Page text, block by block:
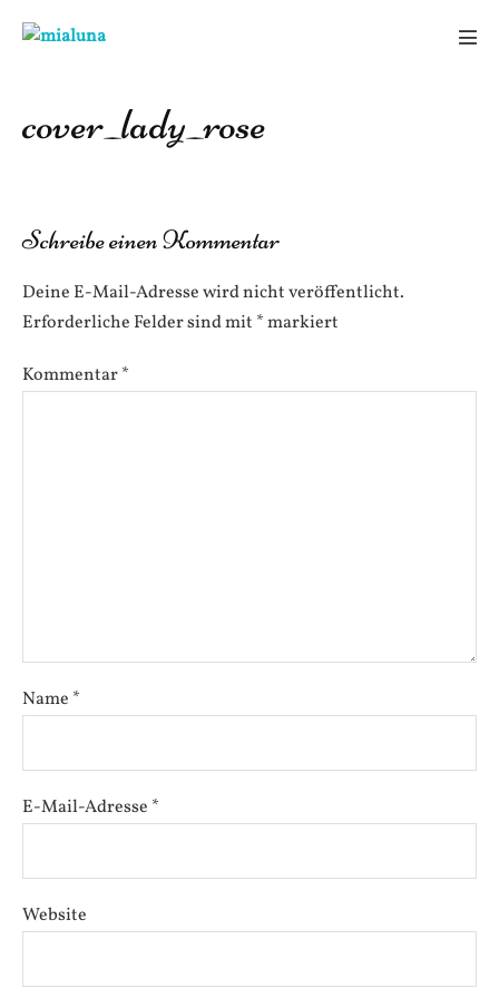
Inhalt
cover_lady_rose
Schreibe einen Kommentar
Deine E-Mail-Adresse wird nicht veröffentlicht.
Erforderliche Felder sind mit *markiert
Kommentar*
Name *
E-Mail-Adresse *
Website